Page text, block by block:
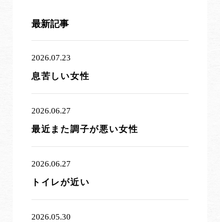
最新記事
2026.07.23
息苦しい女性
2026.06.27
最近また調子が悪い女性
2026.06.27
トイレが近い
2026.05.30